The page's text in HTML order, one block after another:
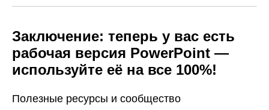
Заключение: теперь у вас есть
рабочая версия PowerPoint —
используйте её на все 100%!
Полезные ресурсы и сообщество
навыков Кима
Воронина
Публичная
PowerPoint
Ниндзя
курс по